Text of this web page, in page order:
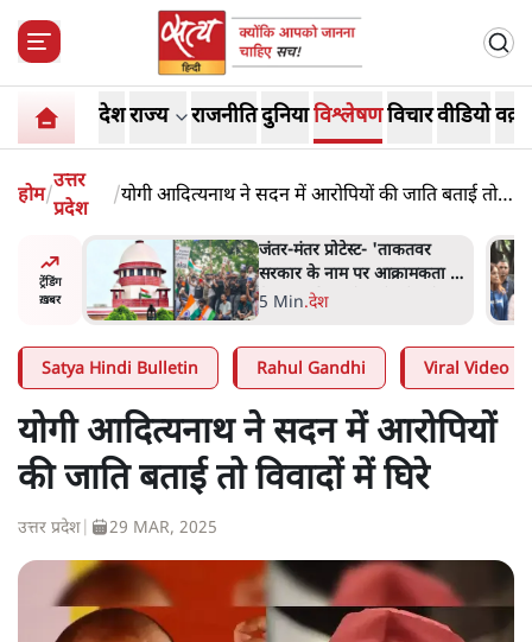
देशराज्य राजनीतिदुनियाविश्लेषणविचारवीडियो
होम/
उत्तर
प्रदेश
/योगी आदित्यनाथ ने सदन में आरोपियों की जाति बताई तो
ट्रेंडिंग
ख़बर
न
सुने':
जंतर मंतर प्रोटेस्ट: 'युवाओं को
प्रताड़ित किया जा रहा है, पर मोदी-
शाह में बोलने की हिम्मत नहीं'-
7 Min.देश
Satya Hindi Bulletin Rahul Gandhi Viral Video
योगी आदित्यनाथ ने सदन में आरोपियों
की जाति बताई तो विवादों में घिरे
उत्तर प्रदेश 29 MAR, 2025